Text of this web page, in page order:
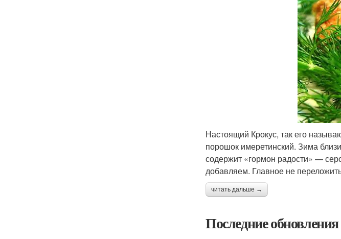
Настоящий Крокус, так его
порошок имеретинский. Зима
содержит «гормон радости» —
добавляем. Главное не
читать дальше →
Последние обновления